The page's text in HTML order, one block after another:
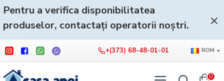
Pentru a verifica disponibilitatea
produselor, contactați operatorii noștri.
+(373) 68-48-01-01 ROM
0